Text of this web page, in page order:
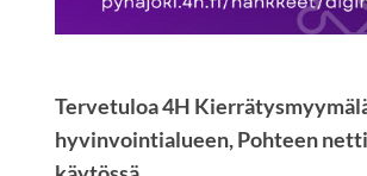
Tervetuloa 4H
hyvinvointialueen, Pohteen